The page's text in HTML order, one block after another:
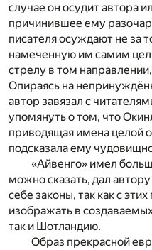
случае он осудит автора
причинившее ему
писателя осуждают не за
намеченную им самим
стрелу в том
Опираясь на
автор завязал с
упомянуть о том, что
приводящая имена целой
подсказала ему
«Айвенго» имел
можно сказать, дал
себе законы, так как с
изображать в
так и Шотландию.
Образ прекрасной